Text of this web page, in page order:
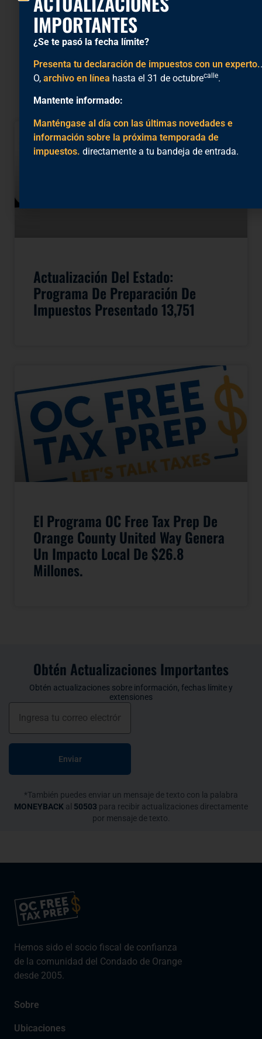
Artículos Relacionados
Actualización Del Estado:
Programa De Preparación De
Impuestos Presentado 13,751
El Programa OC Free Tax Prep De
Orange County United Way Genera
Un Impacto Local De $26.8
Millones.
Obtén Actualizaciones Importantes
Obtén actualizaciones sobre información, fechas límite y
extensiones
Enviar
*También puedes enviar un mensaje de texto con la palabra
MONEYBACK al 50503 para recibir actualizaciones directamente
por mensaje de texto.
Hemos sido el socio fiscal de confianza
de la comunidad del Condado de Orange
desde 2005.
Sobre
Ubicaciones
IMPORTANTES
¿Se te pasó la fecha límite?
Presenta tu declaración de impuestos con un experto..
O, archivo en línea hasta el 31 de octubrecalle.
Mantente informado:
Manténgase al día con las últimas novedades e
información sobre la próxima temporada de
impuestos. directamente a tu bandeja de entrada.